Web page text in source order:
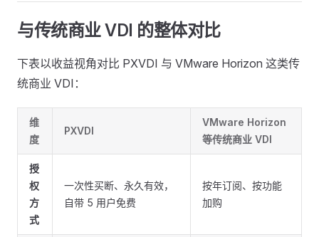
与传统商业 VDI 的整体对比
下表以收益视角对比 PXVDI 与 VMware Horizon 这类传
统商业 VDI：
维
度
PXVDI
VMware Horizon
等传统商业 VDI
授
权
方
式
一次性买断、永久有效，
自带 5 用户免费
按年订阅、按功能
加购